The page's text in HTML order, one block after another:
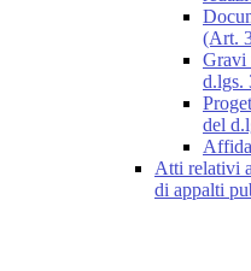
(Art.
Gravi
d.lgs.
del
Atti relativi
di appalti